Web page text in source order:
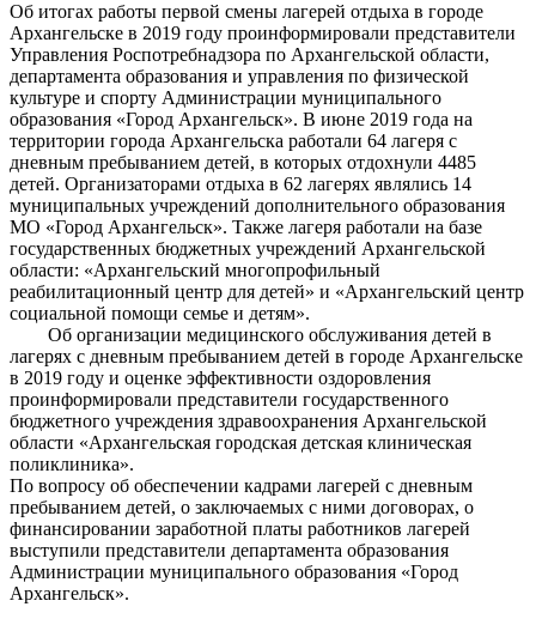
Об итогах работы первой смены лагерей отдыха в городе
Архангельске в 2019 году проинформировали представители
Управления Роспотребнадзора по Архангельской области,
департамента образования и управления по физической
культуре и спорту Администрации муниципального
образования «Город Архангельск». В июне 2019 года на
территории города Архангельска работали 64 лагеря с
дневным пребыванием детей, в которых отдохнули 4485
детей. Организаторами отдыха в 62 лагерях являлись 14
муниципальных учреждений дополнительного образования
МО «Город Архангельск». Также лагеря работали на базе
государственных бюджетных учреждений Архангельской
области: «Архангельский многопрофильный
реабилитационный центр для детей» и «Архангельский центр
социальной помощи семье и детям».
Об организации медицинского обслуживания детей в
лагерях с дневным пребыванием детей в городе Архангельске
в 2019 году и оценке эффективности оздоровления
проинформировали представители государственного
бюджетного учреждения здравоохранения Архангельской
области «Архангельская городская детская клиническая
поликлиника».
По вопросу об обеспечении кадрами лагерей с дневным
пребыванием детей, о заключаемых с ними договорах, о
финансировании заработной платы работников лагерей
выступили представители департамента образования
Администрации муниципального образования «Город
Архангельск».